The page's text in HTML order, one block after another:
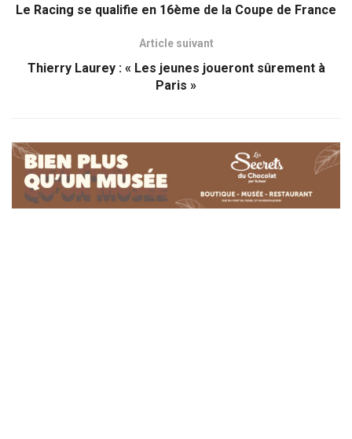
Le Racing se qualifie en 16ème de la Coupe de France
Article suivant
Thierry Laurey : « Les jeunes joueront sûrement à
Paris »